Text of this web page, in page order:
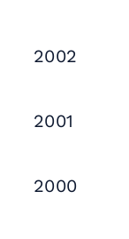
2002
2001
2000